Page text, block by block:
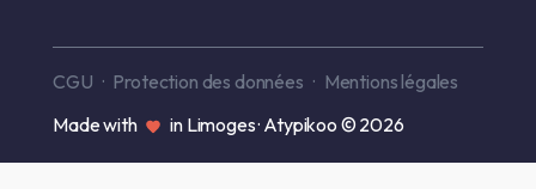
CGU Protection des données
Mentions légales
Made with
in Limoges · Atypikoo © 2026